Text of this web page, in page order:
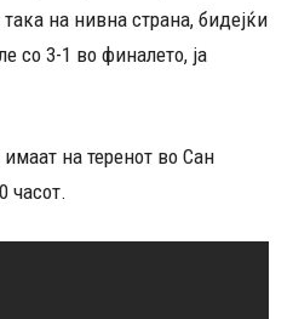
на нивна страна, бидејќи
со 3-1 во финалето, ја
на теренот во Сан
часот.